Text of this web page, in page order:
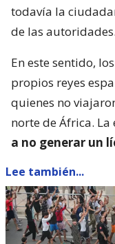
todavía la
de las autoridades.
En este sentido,
propios reyes
quienes no
norte de África.
a no generar un
Lee también...